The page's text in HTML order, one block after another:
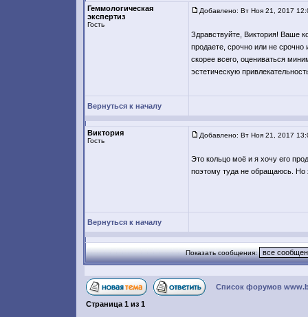
Геммологическая
экспертиз
Гость
Добавлено: Вт Ноя 21, 2017
Здравствуйте, Виктория! Ваше
продаете, срочно или не срочно
скорее всего, оцениваться
эстетическую
Вернуться к началу
Виктория
Гость
Добавлено: Вт Ноя 21, 2017
Это кольцо моё и я хочу его
поэтому туда не обращаюсь. Но
Вернуться к началу
Показать сообщения:
Список форумов
Страница 1 из 1